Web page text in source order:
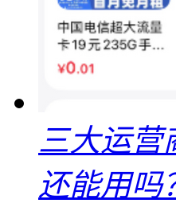
三大运营
还能用吗